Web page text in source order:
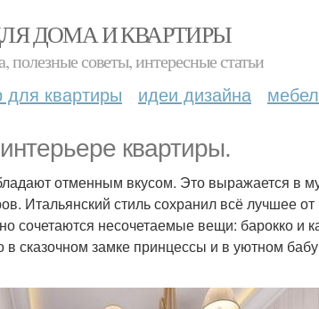
ДОМА И КВАРТИРЫ
полезные советы, интересные статьи
для квартиры идеи дизайна
квартиры.
отменным вкусом. Это выражается в
Итальянский стиль сохранил всё лучшее
сочетаются несочетаемые вещи: барокко и
сказочном замке принцессы и в уютном